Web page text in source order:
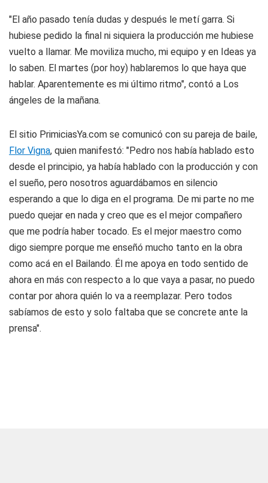
"El año pasado tenía dudas y después le metí garra. Si
hubiese pedido la final ni siquiera la producción me hubiese
vuelto a llamar. Me moviliza mucho, mi equipo y en Ideas ya
lo saben. El martes (por hoy) hablaremos lo que haya que
hablar. Aparentemente es mi último ritmo", contó a Los
ángeles de la mañana.
El sitio PrimiciasYa.com se comunicó con su pareja de baile,
Flor Vigna, quien manifestó: "Pedro nos había hablado esto
desde el principio, ya había hablado con la producción y con
el sueño, pero nosotros aguardábamos en silencio
esperando a que lo diga en el programa. De mi parte no me
puedo quejar en nada y creo que es el mejor compañero
que me podría haber tocado. Es el mejor maestro como
digo siempre porque me enseñó mucho tanto en la obra
como acá en el Bailando. Él me apoya en todo sentido de
ahora en más con respecto a lo que vaya a pasar, no puedo
contar por ahora quién lo va a reemplazar. Pero todos
sabíamos de esto y solo faltaba que se concrete ante la
prensa".